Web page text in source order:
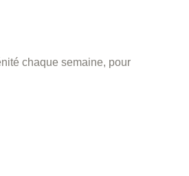
chaque semaine, pour